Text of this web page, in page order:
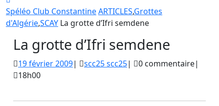
BUTTON
Spéléo Club ConstantineARTICLES,Grottes
d'Algérie,SCAY La grotte d’Ifri semdene
La grotte d’Ifri semdene
19 février 200919
| scc25 scc25scc25
| 0 commentaire|
18h00